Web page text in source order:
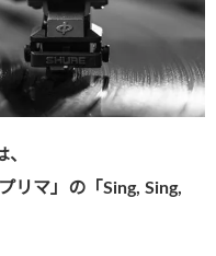
リマ」の「Sing, Sing,